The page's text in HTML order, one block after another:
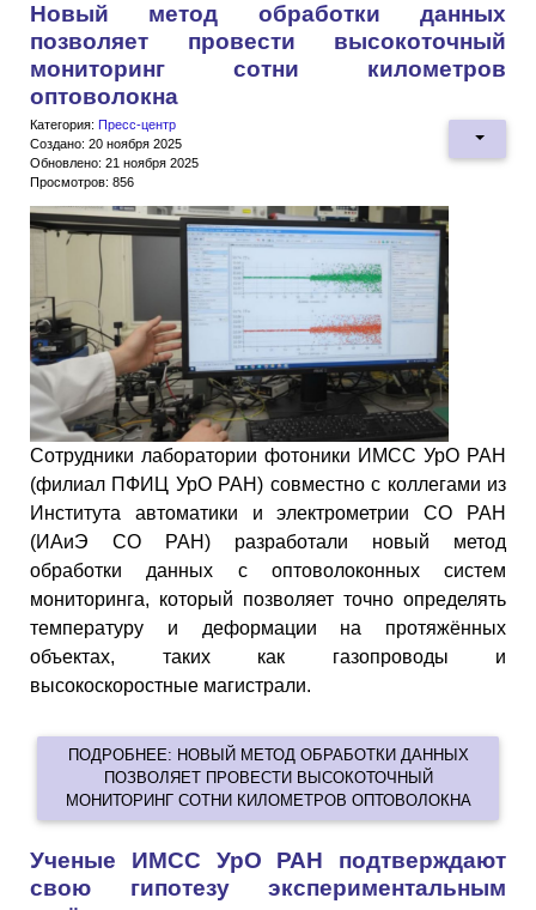
Новый метод обработки данных
позволяет провести высокоточный
мониторинг сотни километров
оптоволокна
Категория: Пресс-центр
Создано: 20 ноября 2025
Обновлено: 21 ноября 2025
Просмотров: 856
Сотрудники лаборатории фотоники ИМСС УрО РАН
(филиал ПФИЦ УрО РАН) совместно с коллегами из
Института автоматики и электрометрии СО РАН
(ИАиЭ СО РАН) разработали новый метод
обработки данных с оптоволоконных систем
мониторинга, который позволяет точно определять
температуру и деформации на протяжённых
объектах, таких как газопроводы и
высокоскоростные магистрали.
ПОДРОБНЕЕ: НОВЫЙ МЕТОД ОБРАБОТКИ ДАННЫХ
ПОЗВОЛЯЕТ ПРОВЕСТИ ВЫСОКОТОЧНЫЙ
МОНИТОРИНГ СОТНИ КИЛОМЕТРОВ ОПТОВОЛОКНА
Ученые ИМСС УрО РАН подтверждают
свою гипотезу экспериментальным